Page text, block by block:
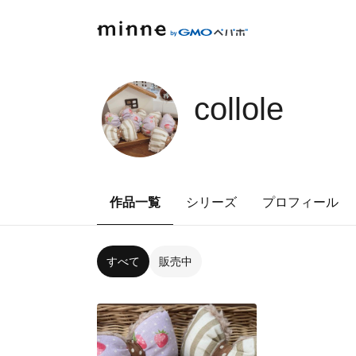
collole
作品一覧 シリーズ プロフィール
すべて 販売中